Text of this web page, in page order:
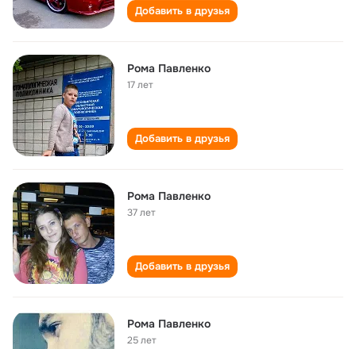
Добавить в друзья
Рома Павленко
17 лет
Добавить в друзья
Рома Павленко
37 лет
Добавить в друзья
Рома Павленко
25 лет